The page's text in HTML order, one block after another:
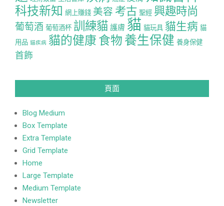
科技新知 網上賺錢 美容 考古 聖經 興趣時尚
葡萄酒 葡萄酒杯 訓練貓 護膚 貓 貓玩具 貓生病 貓
用品 貓疾病 貓的健康 食物 養生保健 養身保健
首飾
頁面
Blog Medium
Box Template
Extra Template
Grid Template
Home
Large Template
Medium Template
Newsletter